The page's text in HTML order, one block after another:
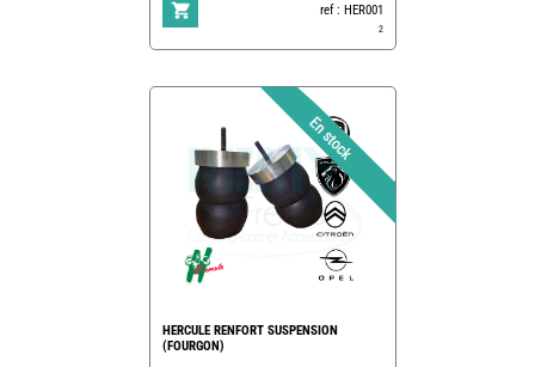
ref : HER001
2
HERCULE RENFORT SUSPENSION
(FOURGON)